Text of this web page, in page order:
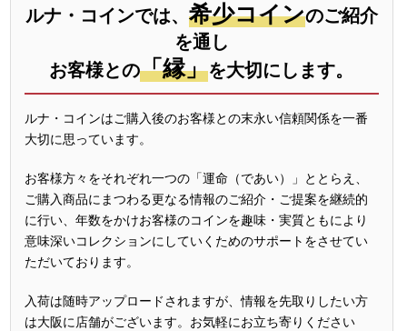
ルナ・コインでは、 希少コインのご紹介
を通し
お客様との「縁」を大切にします。
ルナ・コインはご購入後のお客様との末永い信頼関係を一番
大切に思っています。
お客様方々をそれぞれ一つの「運命（であい）」ととらえ、
ご購入商品にまつわる更なる情報のご紹介・ご提案を継続的
に行い、年数をかけお客様のコインを趣味・実質ともにより
意味深いコレクションにしていくためのサポートをさせてい
ただいております。
入荷は随時アップロードされますが、情報を先取りしたい方
は大阪に店舗がございます。お気軽にお立ち寄りください